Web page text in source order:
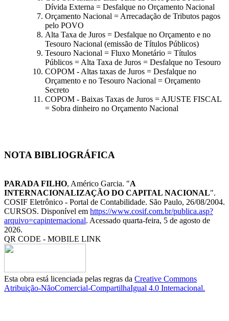
Dívida Externa = Desfalque no Orçamento Nacional
Orçamento Nacional = Arrecadação de Tributos pagos
pelo POVO
Alta Taxa de Juros = Desfalque no Orçamento e no
Tesouro Nacional (emissão de Títulos Públicos)
Tesouro Nacional = Fluxo Monetário = Títulos
Públicos = Alta Taxa de Juros = Desfalque no Tesouro
COPOM - Altas taxas de Juros = Desfalque no
Orçamento e no Tesouro Nacional = Orçamento
Secreto
COPOM - Baixas Taxas de Juros = AJUSTE FISCAL
= Sobra dinheiro no Orçamento Nacional
NOTA BIBLIOGRÁFICA
PARADA FILHO, Américo Garcia. "A
INTERNACIONALIZAÇÃO DO CAPITAL NACIONAL".
COSIF Eletrônico - Portal de Contabilidade. São Paulo, 26/08/2004.
CURSOS. Disponível em https://www.cosif.com.br/publica.asp?
arquivo=capinternacional. Acessado quarta-feira, 5 de agosto de
2026.
QR CODE - MOBILE LINK
Esta obra está licenciada pelas regras da Creative Commons
Atribuição-NãoComercial-CompartilhaIgual 4.0 Internacional.